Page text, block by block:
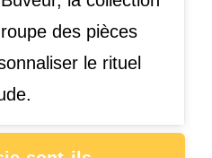
des pièces
le rituel